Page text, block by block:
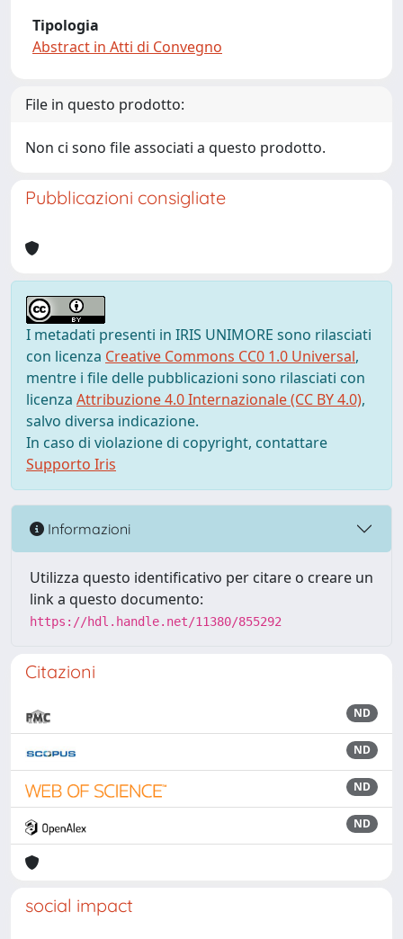
Tipologia
Abstract in Atti di Convegno
File in questo prodotto:
Non ci sono file associati a questo prodotto.
Pubblicazioni consigliate
I metadati presenti in IRIS UNIMORE sono rilasciati
con licenza Creative Commons CC0 1.0 Universal,
mentre i file delle pubblicazioni sono rilasciati con
licenza Attribuzione 4.0 Internazionale (CC BY 4.0),
salvo diversa indicazione.
In caso di violazione di copyright, contattare
Supporto Iris
Informazioni
Utilizza questo identificativo per citare o creare un
link a questo documento:
https://hdl.handle.net/11380/855292
Citazioni
ND
ND
ND
ND
social impact